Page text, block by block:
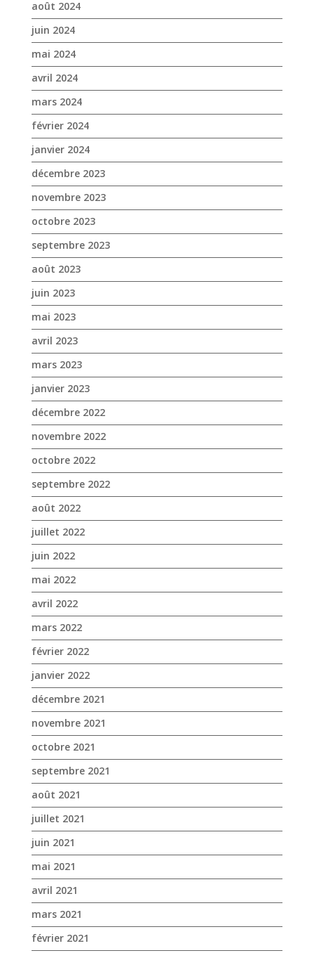
août 2024
juin 2024
mai 2024
avril 2024
mars 2024
février 2024
janvier 2024
décembre 2023
novembre 2023
octobre 2023
septembre 2023
août 2023
juin 2023
mai 2023
avril 2023
mars 2023
janvier 2023
décembre 2022
novembre 2022
octobre 2022
septembre 2022
août 2022
juillet 2022
juin 2022
mai 2022
avril 2022
mars 2022
février 2022
janvier 2022
décembre 2021
novembre 2021
octobre 2021
septembre 2021
août 2021
juillet 2021
juin 2021
mai 2021
avril 2021
mars 2021
février 2021